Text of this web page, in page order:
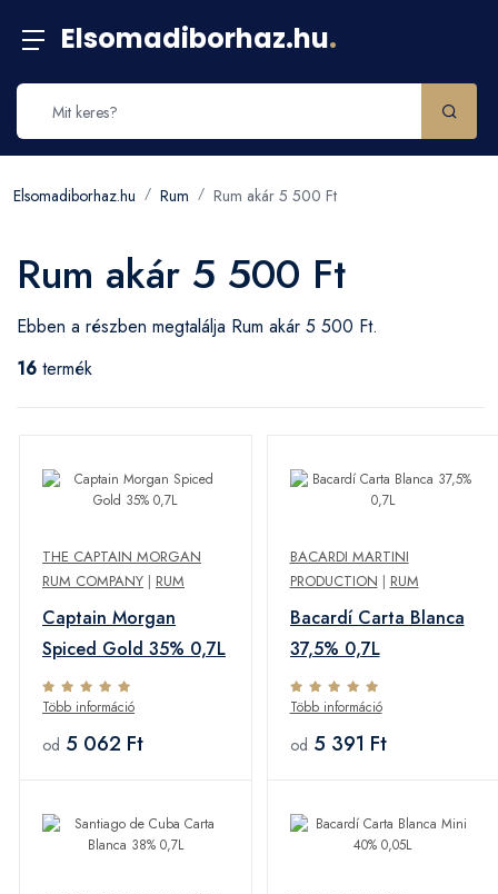
Elsomadiborhaz.hu.
Elsomadiborhaz.hu Rum Rum akár 5 500 Ft
Rum akár 5 500 Ft
Ebben a részben megtalálja Rum akár 5 500 Ft.
16 termék
THE CAPTAIN MORGAN
RUM COMPANY | RUM
Captain Morgan
Spiced Gold 35% 0,7L
Több információ
od 5 062 Ft
BACARDI MARTINI
PRODUCTION | RUM
Bacardí Carta Blanca
37,5% 0,7L
Több információ
od 5 391 Ft